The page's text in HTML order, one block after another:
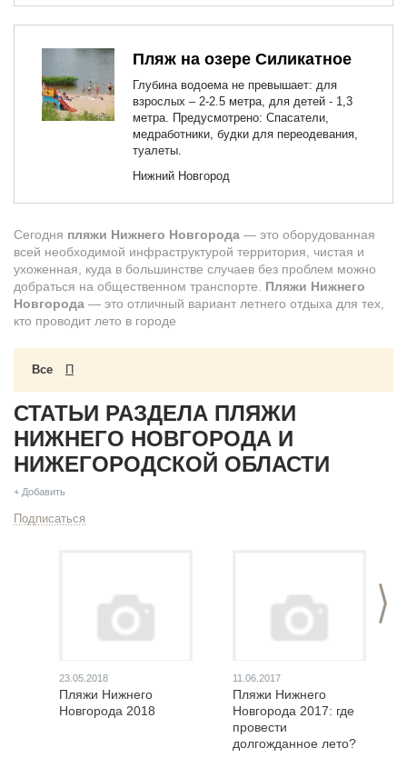
Пляж на озере Силикатное
Глубина водоема не превышает: для
взрослых – 2-2.5 метра, для детей - 1,3
метра. Предусмотрено: Спасатели,
медработники, будки для переодевания,
туалеты.
Нижний Новгород
Сегодня пляжи Нижнего Новгорода — это оборудованная
всей необходимой инфраструктурой территория, чистая и
ухоженная, куда в большинстве случаев без проблем можно
добраться на общественном транспорте. Пляжи Нижнего
Новгорода — это отличный вариант летнего отдыха для тех,
кто проводит лето в городе
Все П
СТАТЬИ РАЗДЕЛА ПЛЯЖИ
НИЖНЕГО НОВГОРОДА И
НИЖЕГОРОДСКОЙ ОБЛАСТИ
+ Добавить
Подписаться
>
23.05.2018
Пляжи Нижнего
Новгорода 2018
11.06.2017
Пляжи Нижнего
Новгорода 2017: где
провести
долгожданное лето?